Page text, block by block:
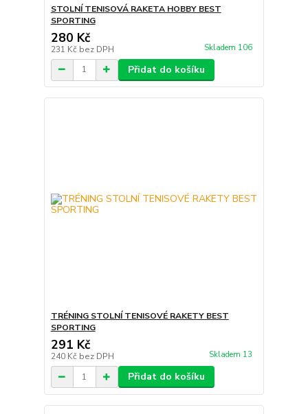
STOLNÍ TENISOVÁ RAKETA HOBBY BEST
SPORTING
280 Kč
231 Kč bez DPH Skladem 106
Přidat do košíku
TRÉNING STOLNÍ TENISOVÉ RAKETY BEST
SPORTING
291 Kč
240 Kč bez DPH Skladem 13
Přidat do košíku